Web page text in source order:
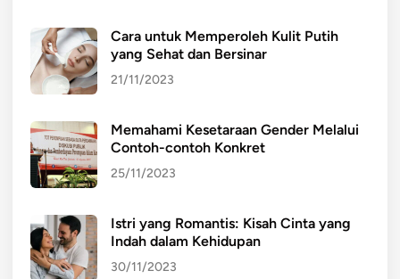
Cara untuk Memperoleh Kulit Putih
yang Sehat dan Bersinar
21/11/2023
Memahami Kesetaraan Gender Melalui
Contoh-contoh Konkret
25/11/2023
Istri yang Romantis: Kisah Cinta yang
Indah dalam Kehidupan
30/11/2023